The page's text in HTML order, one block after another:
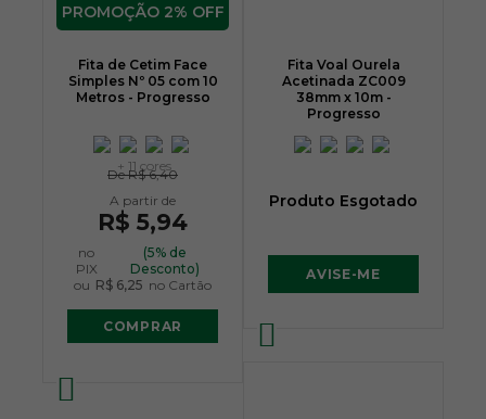
2% OFF
Fita de Cetim Face
Simples Nº 05 com 10
Metros - Progresso
+ 11 cores
DeR$ 6,40
R$ 5,94
no
PIX
(5% de
Desconto)
ou R$ 6,25 no Cartão
COMPRAR
Fita Voal Ourela
Acetinada ZC009
38mm x 10m -
Progresso
Produto Esgotado
AVISE-ME